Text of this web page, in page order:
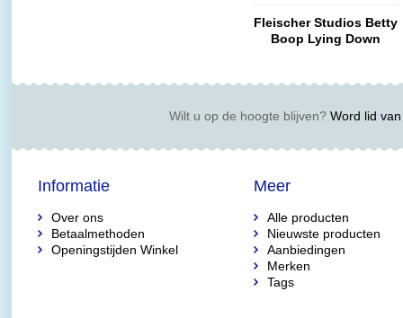
Fleischer Studios Betty
Boop Lying Down
Wilt u op de hoogte blijven?Word lid van
Informatie
Over ons
Betaalmethoden
Openingstijden Winkel
Meer
Alle producten
Nieuwste producten
Aanbiedingen
Merken
Tags